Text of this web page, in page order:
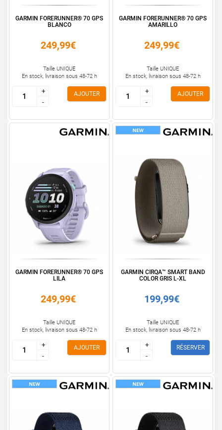
GARMIN FORERUNNER® 70 GPS
BLANCO
249,99€
Taille UNIQUE
En stock, livraison sous 48-72 h
+
-
+
-
AJOUTER
GARMIN FORERUNNER® 70 GPS
AMARILLO
249,99€
Taille UNIQUE
En stock, livraison sous 48-72 h
+
-
+
-
AJOUTER
GARMIN FORERUNNER® 70 GPS
LILA
249,99€
Taille UNIQUE
En stock, livraison sous 48-72 h
+
-
+
-
AJOUTER
GARMIN CIRQA™ SMART BAND
COLOR GRIS L-XL
199,99€
Taille UNIQUE
En stock, livraison sous 48-72 h
+
-
+
-
RÉSERVER